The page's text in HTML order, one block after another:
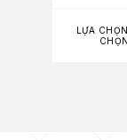
LỰA
CHỌN